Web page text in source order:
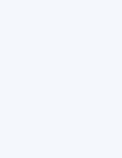
abandonnables.